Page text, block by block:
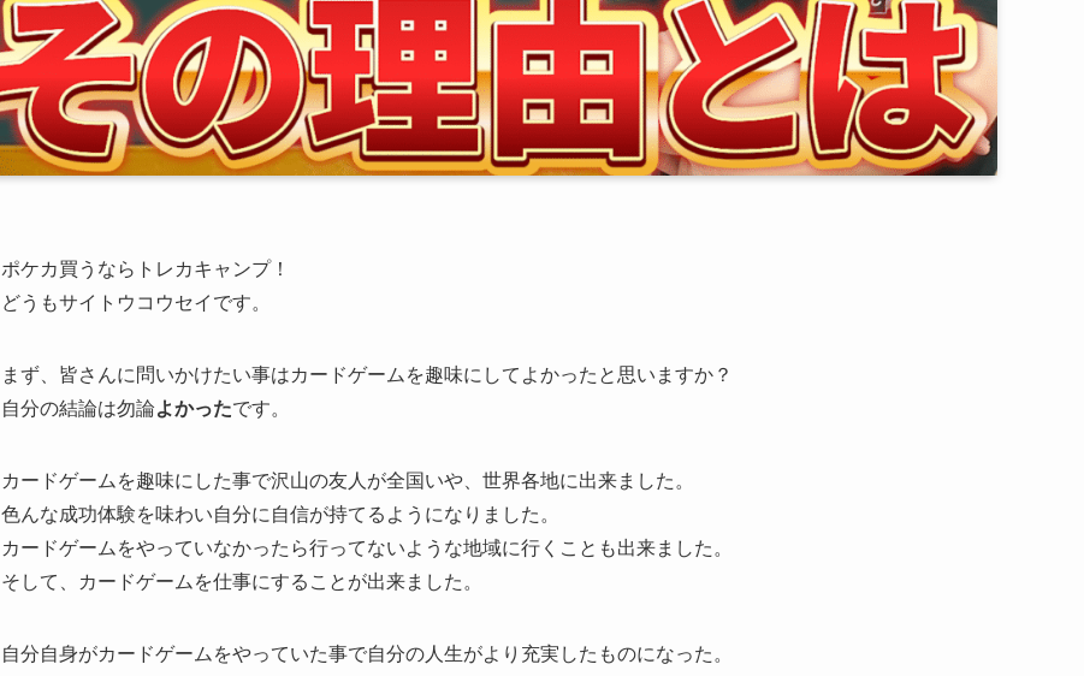
ポケカ買うならトレカキャンプ！
どうもサイトウコウセイです。
まず、皆さんに問いかけたい事はカードゲームを趣味にしてよかったと思いますか？
自分の結論は勿論よかったです。
カードゲームを趣味にした事で沢山の友人が全国いや、世界各地に出来ました。
色んな成功体験を味わい自分に自信が持てるようになりました。
カードゲームをやっていなかったら行ってないような地域に行くことも出来ました。
そして、カードゲームを仕事にすることが出来ました。
自分自身がカードゲームをやっていた事で自分の人生がより充実したものになった。